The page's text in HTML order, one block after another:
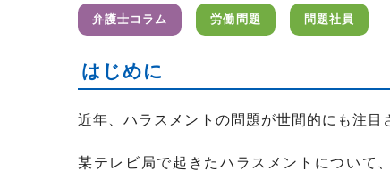
弁護士コラム 労働問題 問題社員
はじめに
近年、ハラスメントの問題が世間的にも注目
某テレビ局で起きたハラスメントについて